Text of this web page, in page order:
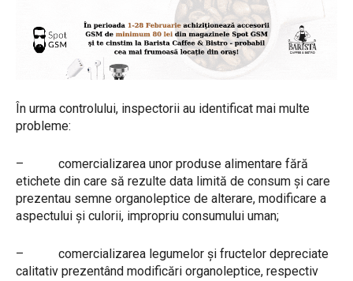
În urma controlului, inspectorii au identificat mai multe
probleme:
– comercializarea unor produse alimentare fără
etichete din care să rezulte data limită de consum și care
prezentau semne organoleptice de alterare, modificare a
aspectului și culorii, impropriu consumului uman;
– comercializarea legumelor și fructelor depreciate
calitativ prezentând modificări organoleptice, respectiv